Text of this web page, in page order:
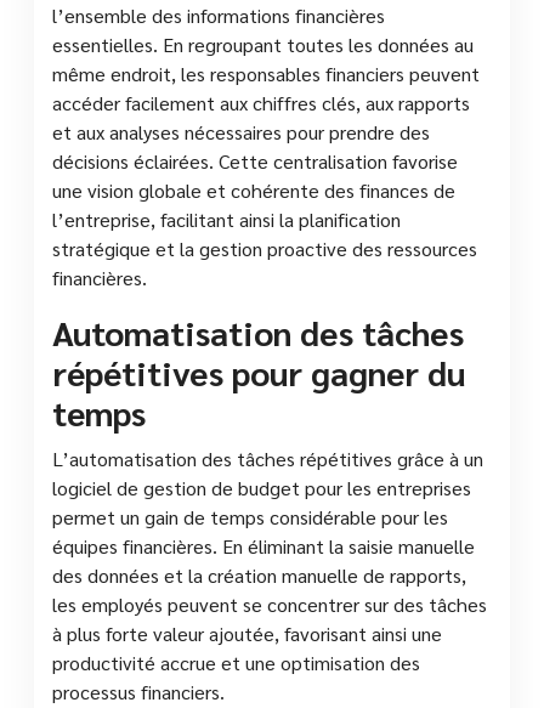
l’ensemble des informations financières
essentielles. En regroupant toutes les données au
même endroit, les responsables financiers peuvent
accéder facilement aux chiffres clés, aux rapports
et aux analyses nécessaires pour prendre des
décisions éclairées. Cette centralisation favorise
une vision globale et cohérente des finances de
l’entreprise, facilitant ainsi la planification
stratégique et la gestion proactive des ressources
financières.
Automatisation des tâches
répétitives pour gagner du
temps
L’automatisation des tâches répétitives grâce à un
logiciel de gestion de budget pour les entreprises
permet un gain de temps considérable pour les
équipes financières. En éliminant la saisie manuelle
des données et la création manuelle de rapports,
les employés peuvent se concentrer sur des tâches
à plus forte valeur ajoutée, favorisant ainsi une
productivité accrue et une optimisation des
processus financiers.